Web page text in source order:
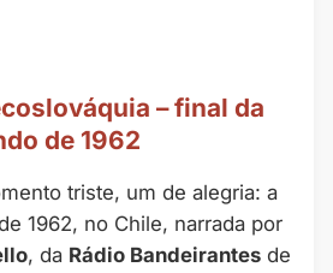
– final da
de 1962
triste, um de alegria: a
1962, no Chile, narrada por
, da Rádio Bandeirantes de